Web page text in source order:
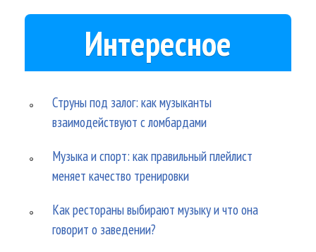
Интересное
Струны под залог: как музыканты
взаимодействуют с ломбардами
Музыка и спорт: как правильный плейлист
меняет качество тренировки
Как рестораны выбирают музыку и что она
говорит о заведении?